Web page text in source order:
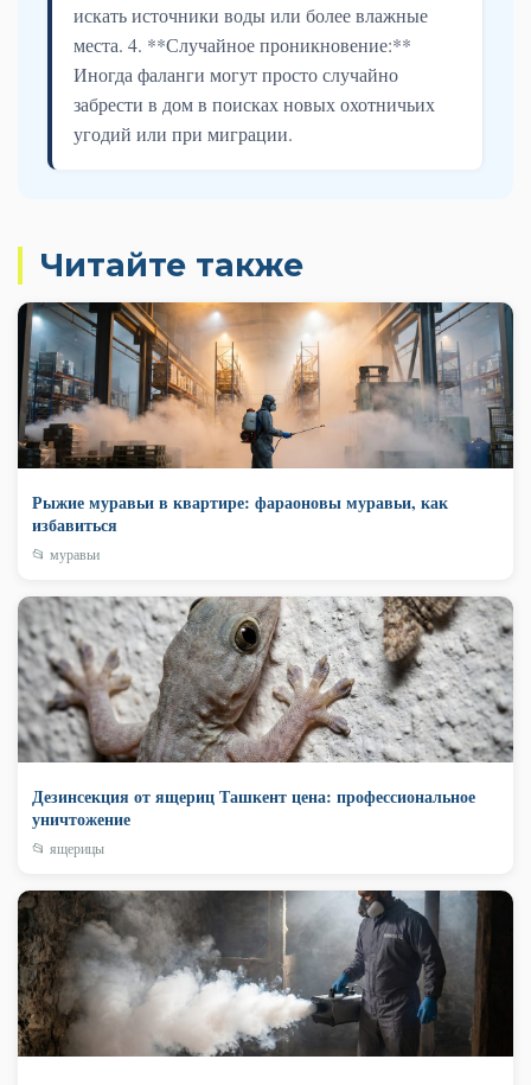
искать источники воды или более влажные
места. 4. **Случайное проникновение:**
Иногда фаланги могут просто случайно
забрести в дом в поисках новых охотничьих
угодий или при миграции.
Читайте также
Рыжие муравьи в квартире: фараоновы муравьи, как
избавиться
📂 муравьи
Дезинсекция от ящериц Ташкент цена: профессиональное
уничтожение
📂 ящерицы